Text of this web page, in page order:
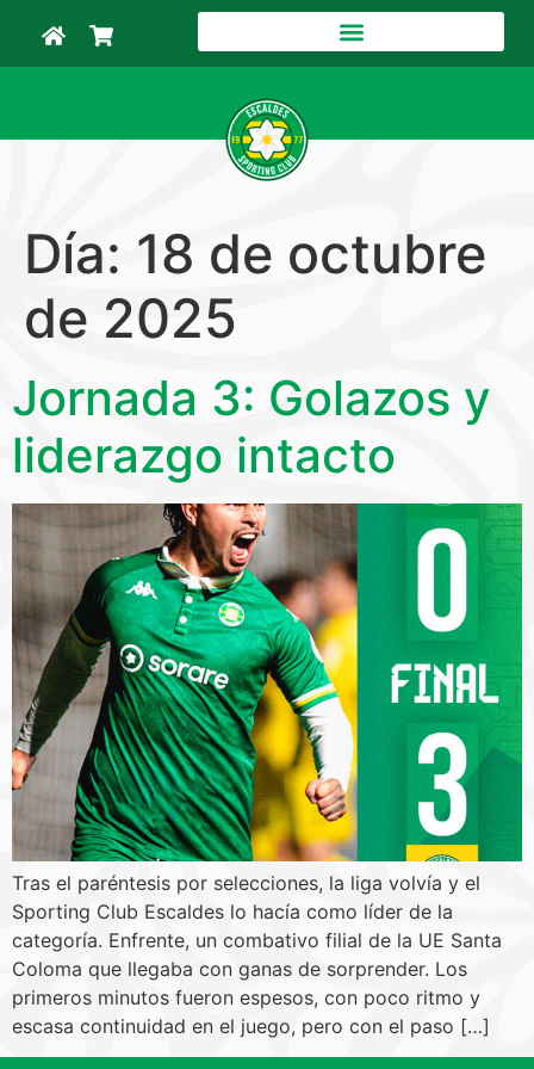
Día: 18 de octubre
de 2025
Jornada 3: Golazos y
liderazgo intacto
Tras el paréntesis por selecciones, la liga volvía y el
Sporting Club Escaldes lo hacía como líder de la
categoría. Enfrente, un combativo filial de la UE Santa
Coloma que llegaba con ganas de sorprender. Los
primeros minutos fueron espesos, con poco ritmo y
escasa continuidad en el juego, pero con el paso […]